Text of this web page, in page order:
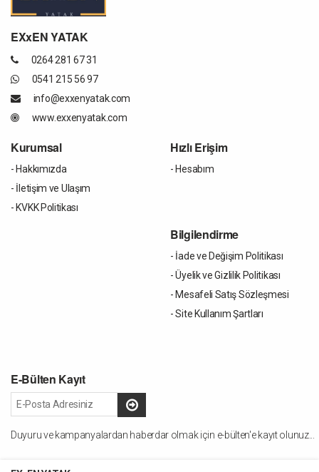
EXxEN YATAK
0264 281 67 31
0541 215 56 97
info@exxenyatak.com
www.exxenyatak.com
Kurumsal
- Hakkımızda
- İletişim ve Ulaşım
- KVKK Politikası
Hızlı Erişim
- Hesabım
Bilgilendirme
- İade ve Değişim Politikası
- Üyelik ve Gizlilik Politikası
- Mesafeli Satış Sözleşmesi
- Site Kullanım Şartları
E-Bülten Kayıt
Duyuru ve kampanyalardan haberdar olmak için e-bülten'e kayıt olunuz...